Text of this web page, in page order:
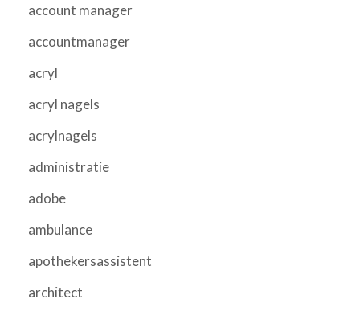
account manager
accountmanager
acryl
acryl nagels
acrylnagels
administratie
adobe
ambulance
apothekersassistent
architect